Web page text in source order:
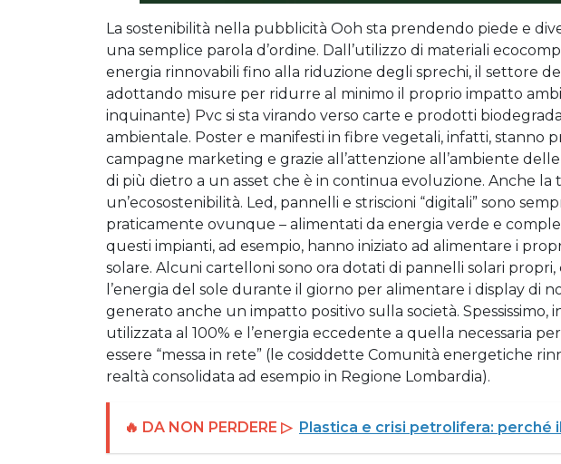
La sostenibilità nella pubblicità Ooh sta prendendo piede e
una semplice parola d’ordine. Dall’utilizzo di materiali
energia rinnovabili fino alla riduzione degli sprechi, il settore
adottando misure per ridurre al minimo il proprio impatto
inquinante) Pvc si sta virando verso carte e prodotti
ambientale. Poster e manifesti in fibre vegetali, infatti, stanno
campagne marketing e grazie all’attenzione all’ambiente
di più dietro a un asset che è in continua evoluzione. Anche
un’ecosostenibilità. Led, pannelli e striscioni “digitali” sono
praticamente ovunque – alimentati da energia verde e
questi impianti, ad esempio, hanno iniziato ad alimentare i
solare. Alcuni cartelloni sono ora dotati di pannelli solari
l’energia del sole durante il giorno per alimentare i display di
generato anche un impatto positivo sulla società. Spessissimo,
utilizzata al 100% e l’energia eccedente a quella necessaria
essere “messa in rete” (le cosiddette Comunità energetiche
realtà consolidata ad esempio in Regione Lombardia).
🔥 DA NON PERDERE ▷ Plastica e crisi petrolifera: perché